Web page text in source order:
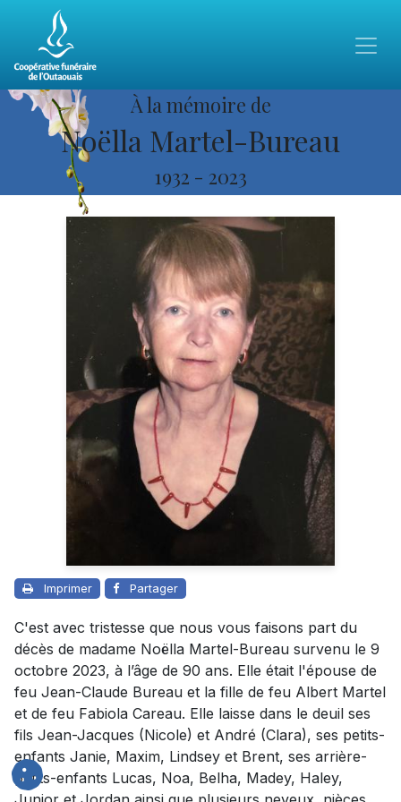
À la mémoire de
Noëlla Martel-Bureau
1932 - 2023
Imprimer Partager
C'est avec tristesse que nous vous faisons part du
décès de madame Noëlla Martel-Bureau survenu le 9
octobre 2023, à l’âge de 90 ans. Elle était l'épouse de
feu Jean-Claude Bureau et la fille de feu Albert Martel
et de feu Fabiola Careau. Elle laisse dans le deuil ses
fils Jean-Jacques (Nicole) et André (Clara), ses petits-
enfants Janie, Maxim, Lindsey et Brent, ses arrière-
petits-enfants Lucas, Noa, Belha, Madey, Haley,